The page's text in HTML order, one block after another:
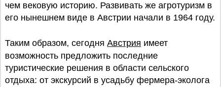
чем вековую историю. Развивать же агротуризм в
его нынешнем виде в Австрии начали в 1964 году.
Таким образом, сегодня Австрия имеет
возможность предложить последние
туристические решения в области сельского
отдыха: от экскурсий в усадьбу фермера-эколога